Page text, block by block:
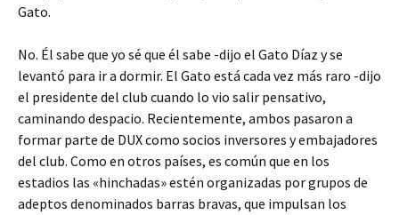
Gato.
No. Él sabe que yo sé que él sabe -dijo el Gato Díaz y se
levantó para ir a dormir. El Gato está cada vez más raro -dijo
el presidente del club cuando lo vio salir pensativo,
caminando despacio. Recientemente, ambos pasaron a
formar parte de DUX como socios inversores y embajadores
del club. Como en otros países, es común que en los
estadios las «hinchadas» estén organizadas por grupos de
adeptos denominados barras bravas, que impulsan los